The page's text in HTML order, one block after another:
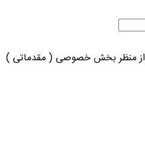
ارزیابی لایحه بودجه سال 1393از منظر بخش خصوصی ( مقدماتی )